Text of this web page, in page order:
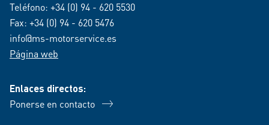
Teléfono: +34 (0) 94 - 620 5530
Fax: +34 (0) 94 - 620 5476
info@ms-motorservice.es
Página web
Enlaces directos:
Ponerse en contacto